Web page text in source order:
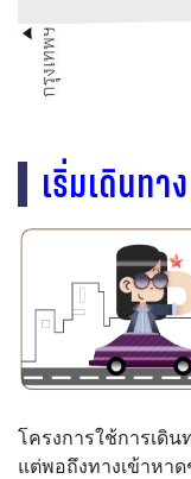
เริ่มเดินทา
โครงการใช้การเดิน
แต่พอถึงทางเข้าหา